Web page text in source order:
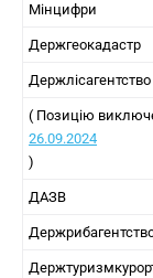
Мінцифри
Держгеокадастр
Держлісагентство
( Позицію
26.09.2024
)
ДАЗВ